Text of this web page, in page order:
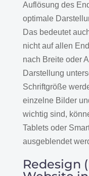
Auflösung des
optimale
Das bedeutet
nicht auf allen
nach Breite oder
Darstellung
Schriftgröße
einzelne Bilder
wichtig sind,
Tablets oder
ausgeblendet
Redesign